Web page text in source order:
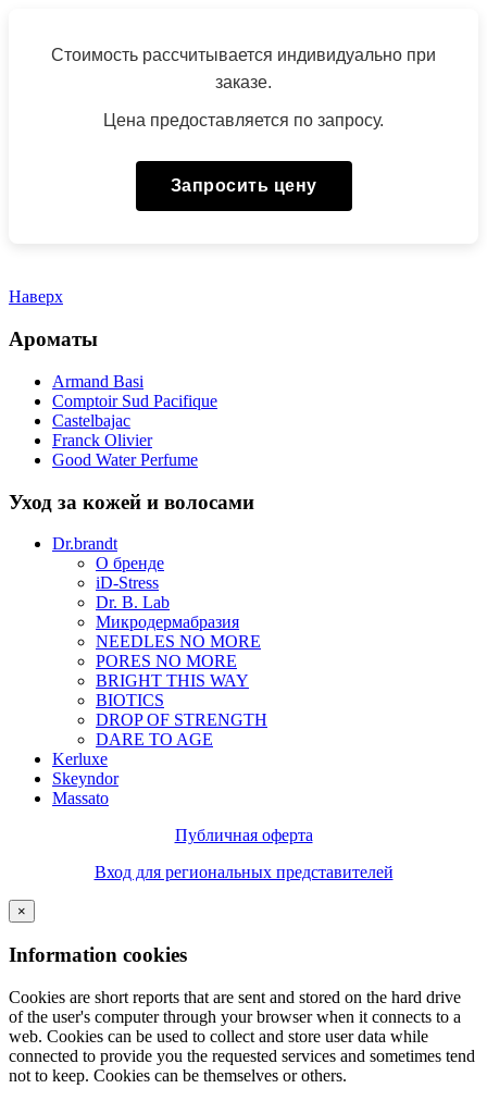
Стоимость рассчитывается индивидуально при
заказе.
Цена предоставляется по запросу.
Запросить цену
Наверх
Ароматы
Armand Basi
Comptoir Sud Pacifique
Castelbajac
Franck Olivier
Good Water Perfume
Уход за кожей и волосами
Dr.brandt
О бренде
iD-Stress
Dr. B. Lab
Микродермабразия
NEEDLES NO MORE
PORES NO MORE
BRIGHT THIS WAY
BIOTICS
DROP OF STRENGTH
DARE TO AGE
Kerluxe
Skeyndor
Massato
Публичная оферта
Вход для региональных представителей
×
Information cookies
Cookies are short reports that are sent and stored on the hard drive
of the user's computer through your browser when it connects to a
web. Cookies can be used to collect and store user data while
connected to provide you the requested services and sometimes tend
not to keep. Cookies can be themselves or others.